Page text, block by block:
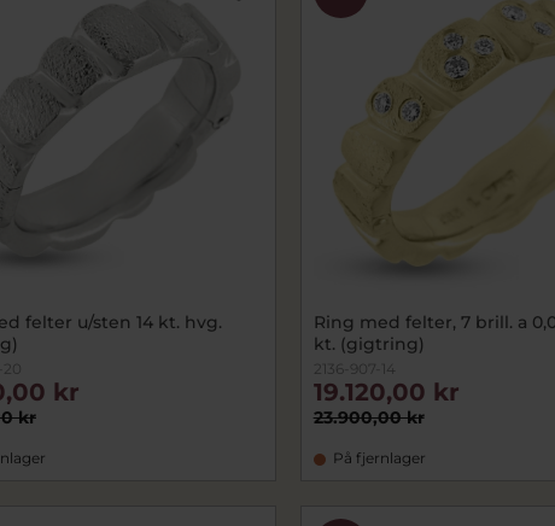
felter u/sten 14 kt. hvg.
kr
kr
Ring med felter, 7 brill. a 0,01 w/vs. 14
kt. (gigtring)
2136-907-14
23.900,00 kr
19.120,00 kr
På fjernlager